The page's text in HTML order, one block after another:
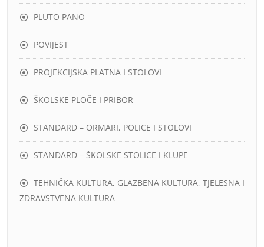
PLUTO PANO
POVIJEST
PROJEKCIJSKA PLATNA I STOLOVI
ŠKOLSKE PLOČE I PRIBOR
STANDARD – ORMARI, POLICE I STOLOVI
STANDARD – ŠKOLSKE STOLICE I KLUPE
TEHNIČKA KULTURA, GLAZBENA KULTURA, TJELESNA I
ZDRAVSTVENA KULTURA